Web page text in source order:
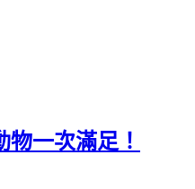
一次滿足！